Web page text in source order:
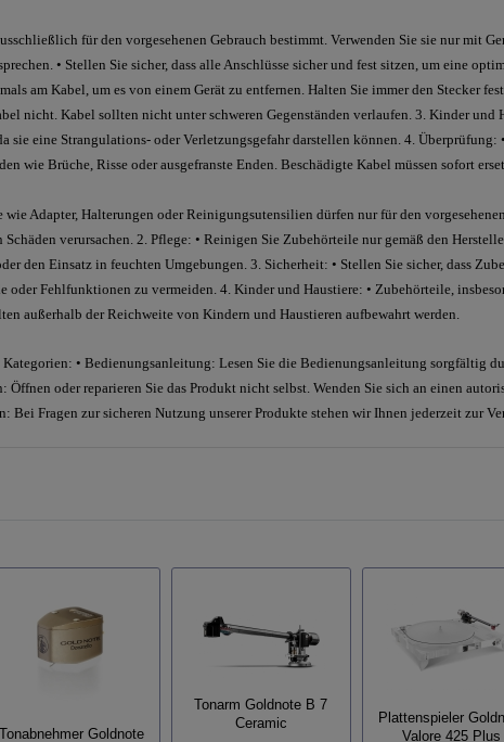
für den vorgesehenen Gebrauch bestimmt. Verwenden Sie sie nur mit
• Stellen Sie sicher, dass alle Anschlüsse sicher und fest sitzen, um eine
am Kabel, um es von einem Gerät zu entfernen. Halten Sie immer den Stecker
nicht. Kabel sollten nicht unter schweren Gegenständen verlaufen. 3. Kinder und
sie eine Strangulations- oder Verletzungsgefahr darstellen können. 4.
wie Brüche, Risse oder ausgefranste Enden. Beschädigte Kabel müssen sofort
wie Adapter, Halterungen oder Reinigungsutensilien dürfen nur für den
verursachen. 2. Pflege: • Reinigen Sie Zubehörteile nur gemäß den
den Einsatz in feuchten Umgebungen. 3. Sicherheit: • Stellen Sie sicher, dass
oder Fehlfunktionen zu vermeiden. 4. Kinder und Haustiere: • Zubehörteile,
außerhalb der Reichweite von Kindern und Haustieren aufbewahrt werden.
• Bedienungsanleitung: Lesen Sie die Bedienungsanleitung sorgfältig
Öffnen oder reparieren Sie das Produkt nicht selbst. Wenden Sie sich an einen
Bei Fragen zur sicheren Nutzung unserer Produkte stehen wir Ihnen jederzeit zur
Tonabnehmer Goldnote
Tonarm Goldnote B 7
Ceramic
Plattenspieler
Valore 425 Plus